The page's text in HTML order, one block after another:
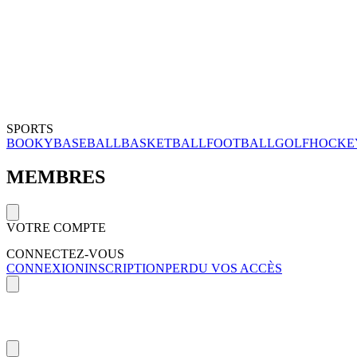
SPORTS
BOOKYBASEBALLBASKETBALLFOOTBALLGOLF
MEMBRES
VOTRE COMPTE
CONNECTEZ-VOUS
CONNEXIONINSCRIPTIONPERDU VOS ACCÈS